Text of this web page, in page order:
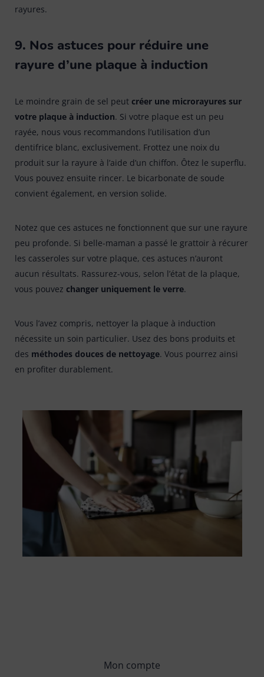
rayures.
9. Nos astuces pour réduire une
rayure d’une plaque à induction
Le moindre grain de sel peut créer une microrayures sur
votre plaque à induction. Si votre plaque est un peu
rayée, nous vous recommandons l’utilisation d’un
dentifrice blanc, exclusivement. Frottez une noix du
produit sur la rayure à l’aide d’un chiffon. Ôtez le superflu.
Vous pouvez ensuite rincer. Le bicarbonate de soude
convient également, en version solide.
Notez que ces astuces ne fonctionnent que sur une rayure
peu profonde. Si belle-maman a passé le grattoir à récurer
les casseroles sur votre plaque, ces astuces n’auront
aucun résultats. Rassurez-vous, selon l’état de la plaque,
vous pouvez changer uniquement le verre.
Vous l’avez compris, nettoyer la plaque à induction
nécessite un soin particulier. Usez des bons produits et
des méthodes douces de nettoyage. Vous pourrez ainsi
en profiter durablement.
Mon compte